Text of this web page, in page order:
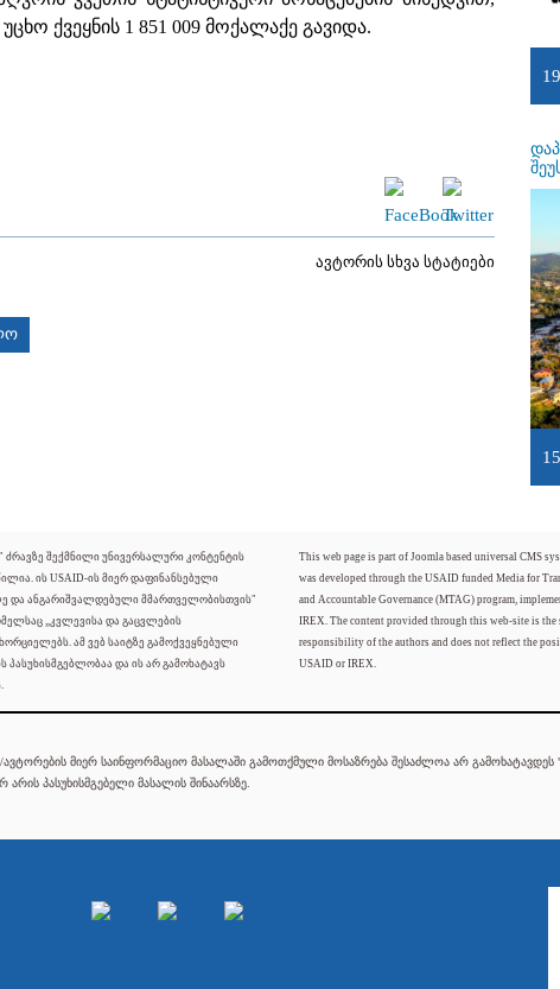
ქვეყნის 1 851 009 მოქალაქე გავიდა.
ავტორის სხვა სტატიები
ძრავზე შექმნილი უნივერსალური კონტენტის
ის USAID-ის მიერ დაფინანსებული
და ანგარიშვალდებული მმართველობისთვის"
„კვლევისა და გაცვლების
ამ ვებ საიტზე გამოქვეყნებული
და ის არ გამოხატავს
This web page is part of Joomla based universal CMS
was developed through the USAID funded Media for
and Accountable Governance (MTAG) program,
IREX. The content provided through this web-site is the
responsibility of the authors and does not reflect the
USAID or IREX.
მიერ საინფორმაციო მასალაში გამოთქმული მოსაზრება შესაძლოა არ გამოხატავდეს
არის პასუხისმგებელი მასალის შინაარსზე.